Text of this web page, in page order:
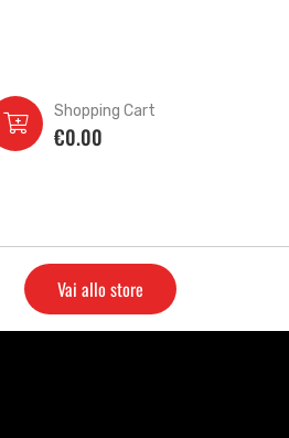
Shopping Cart
€0.00
Vai allo store